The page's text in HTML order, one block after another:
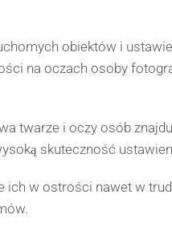
obiektów i
na oczach osoby
twarze i oczy osób
skuteczność
ich w ostrości nawet w